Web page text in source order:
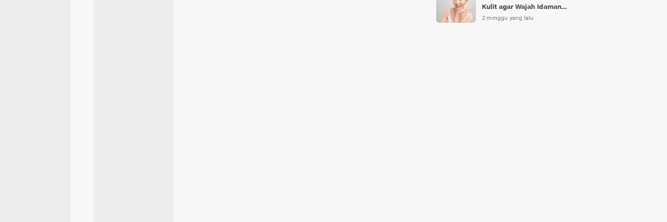
Kulit agar Wajah Idaman
Bukan Sekadar Mimpi
2 minggu yang lalu